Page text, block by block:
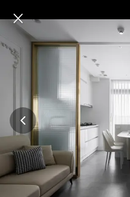
Minuet│輕奢
×